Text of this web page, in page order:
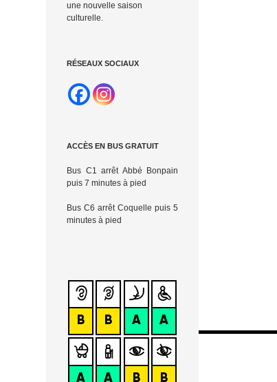
une nouvelle saison
culturelle.
RÉSEAUX SOCIAUX
ACCÈS EN BUS GRATUIT
Bus C1 arrêt Abbé
Bonpain
puis 7 minutes à pied
Bus C6 arrêt Coquellepuis 5
minutes à pied